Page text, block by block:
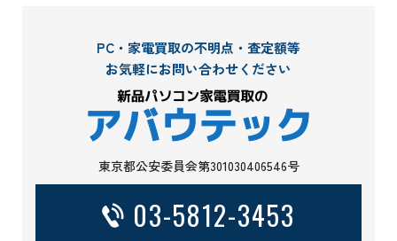
PC・家電買取の不明点・査定額等
お気軽にお問い合わせください
東京都公安委員会第301030406546号
03-5812-3453